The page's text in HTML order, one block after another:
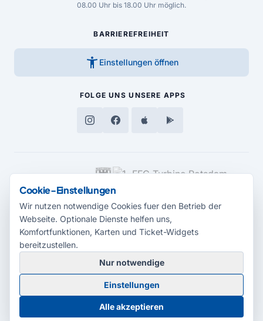
08.00 Uhr bis 18.00 Uhr möglich.
BARRIEREFREIHEIT
accessibility_new Einstellungen öffnen
FOLGE UNS UNSERE APPS
MEDIENPARTNER
© 2026 Radio Potsdam. Webseite entwickelt durch dieMedienagentur
Babelsberg
BarrierefreiheitserklärungAGBDatenschutzImpressum
Cookie-Einstellungen
Cookie-Einstellungen
Wir nutzen notwendige Cookies fuer den Betrieb der
Webseite. Optionale Dienste helfen uns,
Komfortfunktionen, Karten und Ticket-Widgets
bereitzustellen.
Nur notwendige
Einstellungen
Alle akzeptieren